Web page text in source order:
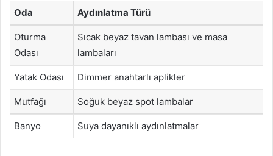
Oda Aydınlatma Türü
Oturma
Odası
Sıcak beyaz tavan lambası ve masa
lambaları
Yatak Odası Dimmer anahtarlı aplikler
Mutfağı Soğuk beyaz spot lambalar
Banyo Suya dayanıklı aydınlatmalar